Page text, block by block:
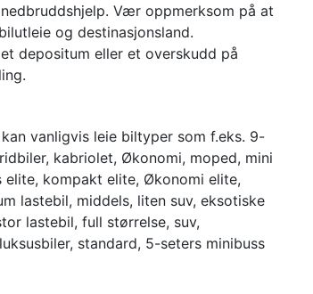
Vær oppmerksom på at
og destinasjonsland.
depositum eller et overskudd på
vanligvis leie biltyper som f.eks. 9-
kabriolet, Økonomi, moped, mini
elite, kompakt elite, Økonomi elite,
lastebil, middels, liten suv, eksotiske
lastebil, full størrelse, suv,
standard, 5-seters minibuss